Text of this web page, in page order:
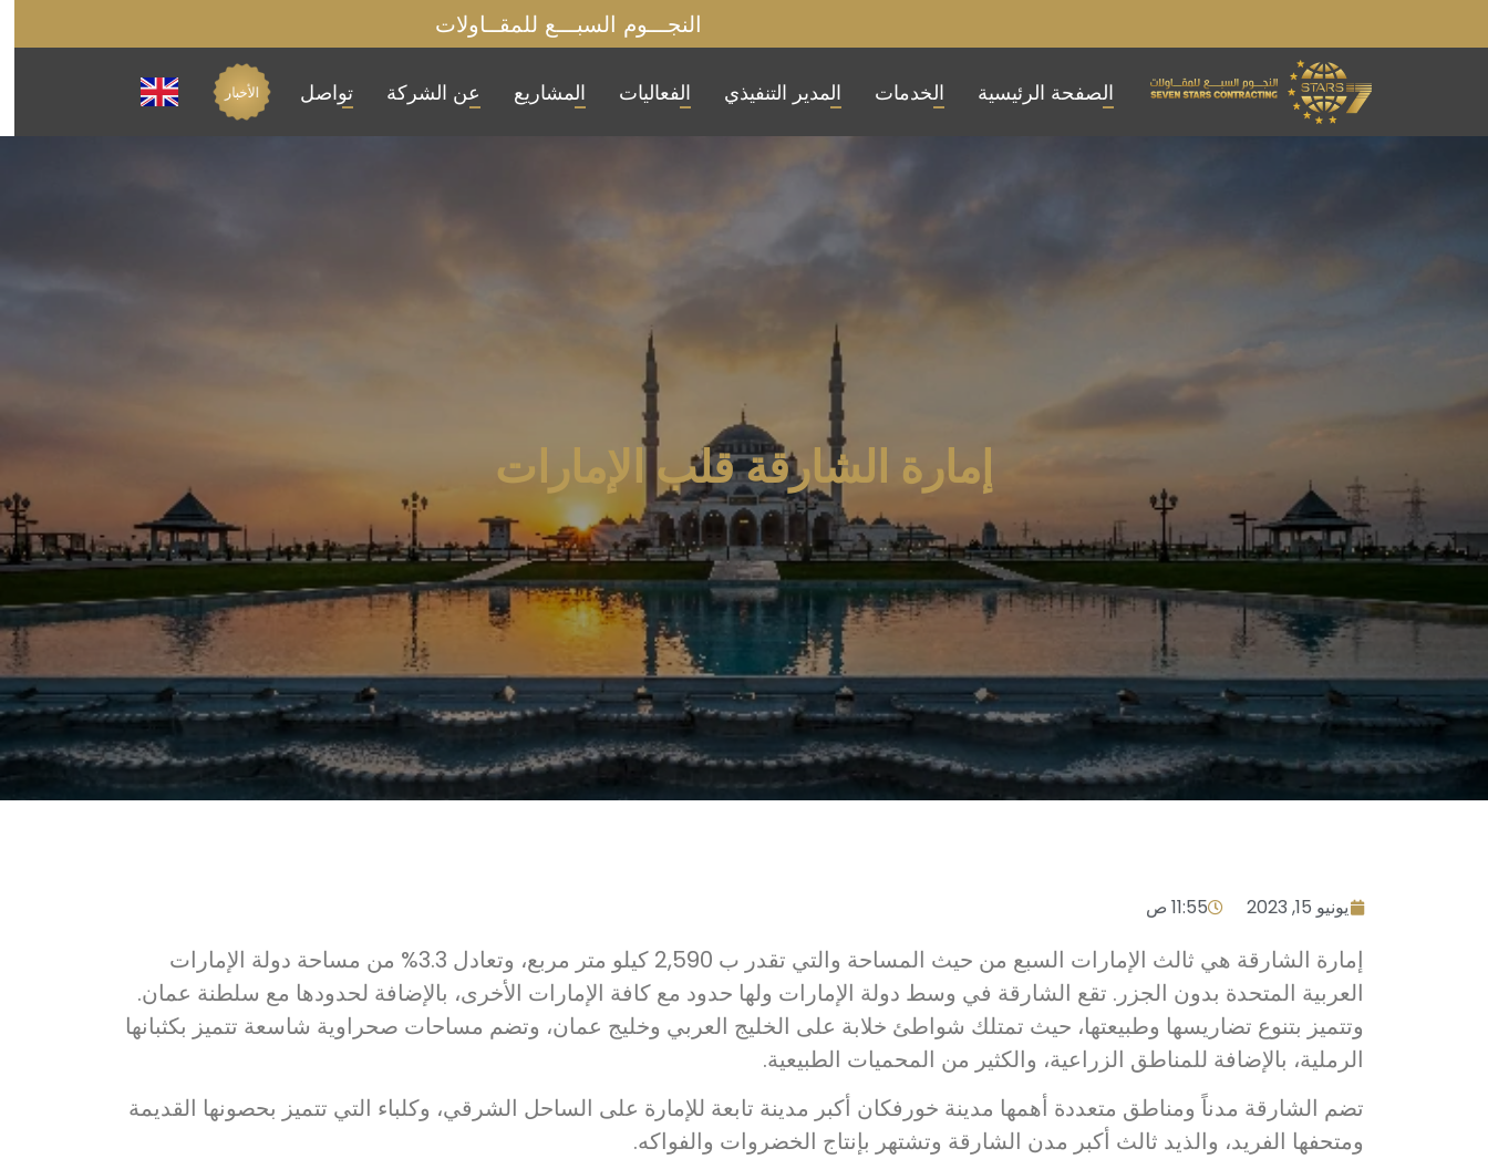
النجـــوم السبـــع للمقــاولات
الصفحة الرئيسية الخدمات المدير التنفيذي الفعاليات المشاريع عن الشركة تواصل الأخبار
إمارة الشارقة قلب الإمارات
يونيو 15, 2023 11:55 ص
إمارة الشارقة هي ثالث الإمارات السبع من حيث المساحة والتي تقدر ب 2,590 كيلو متر مربع، وتعادل 3.3% من مساحة دولة الإمارات
العربية المتحدة بدون الجزر. تقع الشارقة في وسط دولة الإمارات ولها حدود مع كافة الإمارات الأخرى، بالإضافة لحدودها مع سلطنة عمان.
وتتميز بتنوع تضاريسها وطبيعتها، حيث تمتلك شواطئ خلابة على الخليج العربي وخليج عمان، وتضم مساحات صحراوية شاسعة تتميز بكثبانها
الرملية، بالإضافة للمناطق الزراعية، والكثير من المحميات الطبيعية.
تضم الشارقة مدناً ومناطق متعددة أهمها مدينة خورفكان أكبر مدينة تابعة للإمارة على الساحل الشرقي، وكلباء التي تتميز بحصونها القديمة
ومتحفها الفريد، والذيد ثالث أكبر مدن الشارقة وتشتهر بإنتاج الخضروات والفواكه.